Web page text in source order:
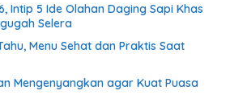
Intip 5 Ide Olahan Daging Sapi Khas
Selera
Menu Sehat dan Praktis Saat
Mengenyangkan agar Kuat Puasa